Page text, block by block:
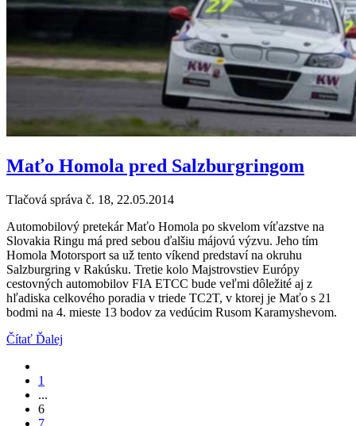
Maťo Homola pred Salzburgringom
Tlačová správa č. 18, 22.05.2014
Automobilový pretekár Maťo Homola po skvelom víťazstve na
Slovakia Ringu má pred sebou ďalšiu májovú výzvu. Jeho tím
Homola Motorsport sa už tento víkend predstaví na okruhu
Salzburgring v Rakúsku. Tretie kolo Majstrovstiev Európy
cestovných automobilov FIA ETCC bude veľmi dôležité aj z
hľadiska celkového poradia v triede TC2T, v ktorej je Maťo s 21
bodmi na 4. mieste 13 bodov za vedúcim Rusom Karamyshevom.
Čítať Ďalej
1
...
6
7